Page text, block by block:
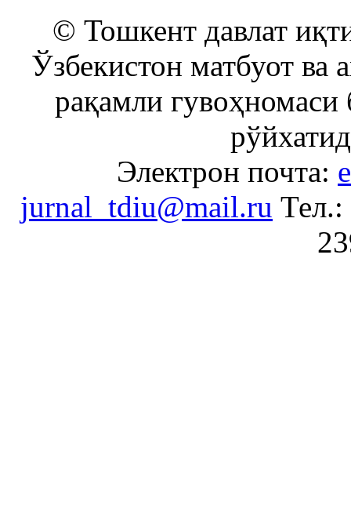
© Тошкент давлат
Ўзбекистон матбуот ва
рақамли
Электрон почта:
jurnal_tdiu@mail.ru